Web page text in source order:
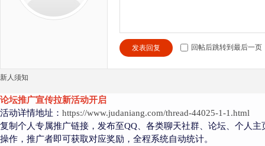
发表回复 回帖后跳转到最后一页
新人须知
论坛推广宣传拉新活动开启
活动详情地址： https://www.judaniang.com/thread-44025-1-1.html
复制个人专属推广链接，发布至QQ、各类聊天社群、论坛、个人
操作，推广者即可获取对应奖励，全程系统自动统计。